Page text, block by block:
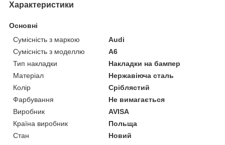
Характеристики
Основні
Сумісність з маркою
Audi
Сумісність з моделлю
A6
Тип накладки
Накладки на бампер
Матеріал
Нержавіюча сталь
Колір
Сріблястий
Фарбування
Не вимагається
Виробник
AVISA
Країна виробник
Польща
Стан
Новий